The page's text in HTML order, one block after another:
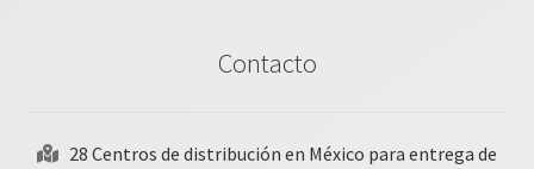
Contacto
28 Centros de distribución en México para entrega de